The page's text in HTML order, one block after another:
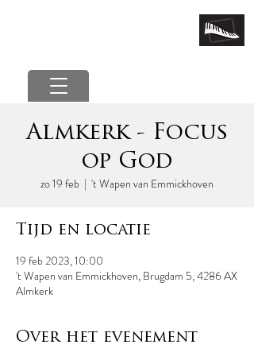
Almkerk - Focus
op God
zo 19 feb
  |
't Wapen van Emmickhoven
Tijd en locatie
19 feb 2023, 10:00
't Wapen van Emmickhoven, Brugdam 5, 4286 AX
Almkerk
Over het evenement